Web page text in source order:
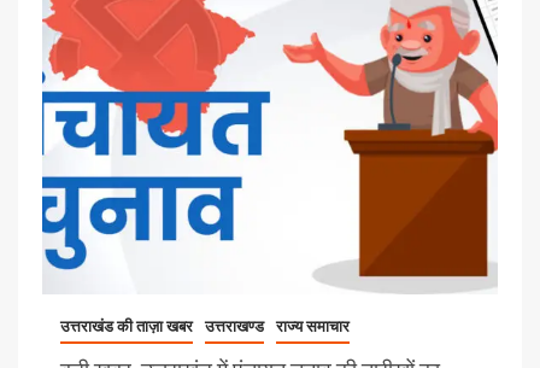
उत्तराखंड की ताज़ा खबर उत्तराखण्ड राज्य समाचार